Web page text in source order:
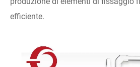
efficiente.